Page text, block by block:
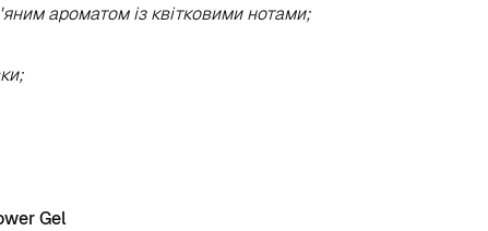
ароматом із квітковими нотами;
Gel